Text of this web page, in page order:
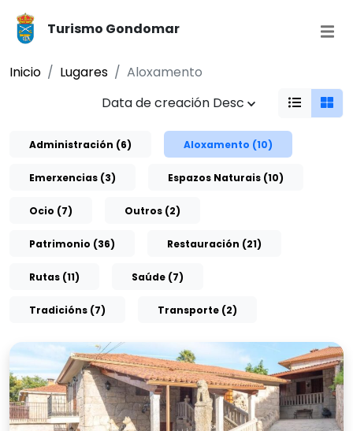
Turismo Gondomar
Inicio Lugares
Aloxamento
Data de creación Desc
Administración (6) Aloxamento (10)
Emerxencias (3) Espazos Naturais (10)
Ocio (7) Outros (2)
Patrimonio (36) Restauración (21)
Rutas (11) Saúde (7)
Tradicións (7) Transporte (2)